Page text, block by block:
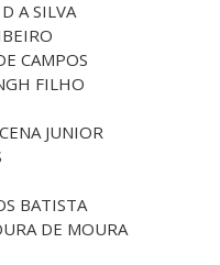
A SILVA
CAMPOS
FILHO
JUNIOR
BATISTA
DE MOURA